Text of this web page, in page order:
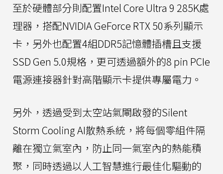
至於硬體部分則配置Intel Core Ultra 9 285K處
理器，搭配NVIDIA GeForce RTX 50系列顯示
卡，另外也配置4組DDR5記憶體插槽且支援
SSD Gen 5.0規格，更可透過額外的8 pin PCIe
電源連接器針對高階顯示卡提供專屬電力。
另外，透過受到太空站氣閘啟發的Silent
Storm Cooling AI散熱系統，將每個零組件隔
離在獨立氣室內，防止同一氣室內的熱能積
聚，同時透過以人工智慧進行最佳化驅動的